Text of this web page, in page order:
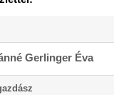
Gerlinger Éva